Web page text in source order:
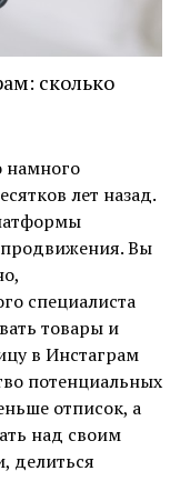
сколько
намного
лет назад.
продвижения. Вы
специалиста
товары и
в Инстаграм
потенциальных
отписок, а
над своим
делиться